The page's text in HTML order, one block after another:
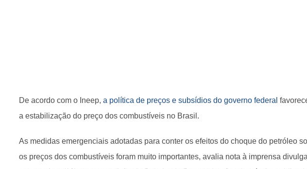
De acordo com o Ineep, a política de preços e subsídios do governo federal
a estabilização do preço dos combustíveis no Brasil.
As medidas emergenciais adotadas para conter os efeitos do choque do petróleo
os preços dos combustíveis foram muito importantes, avalia nota à imprensa